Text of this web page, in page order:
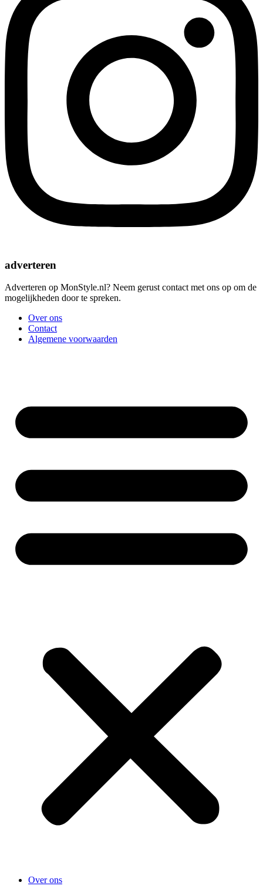
adverteren
Adverteren op MonStyle.nl? Neem gerust contact met ons op om de
mogelijkheden door te spreken.
Over ons
Contact
Algemene voorwaarden
Over ons